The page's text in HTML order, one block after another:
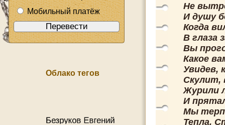
Мобильный платёж
Облако тегов
Не
И душу
Когда
В глаза
Вы
Какое
Увидев,
Скулит,
Журили
И
Мы
Тепла.